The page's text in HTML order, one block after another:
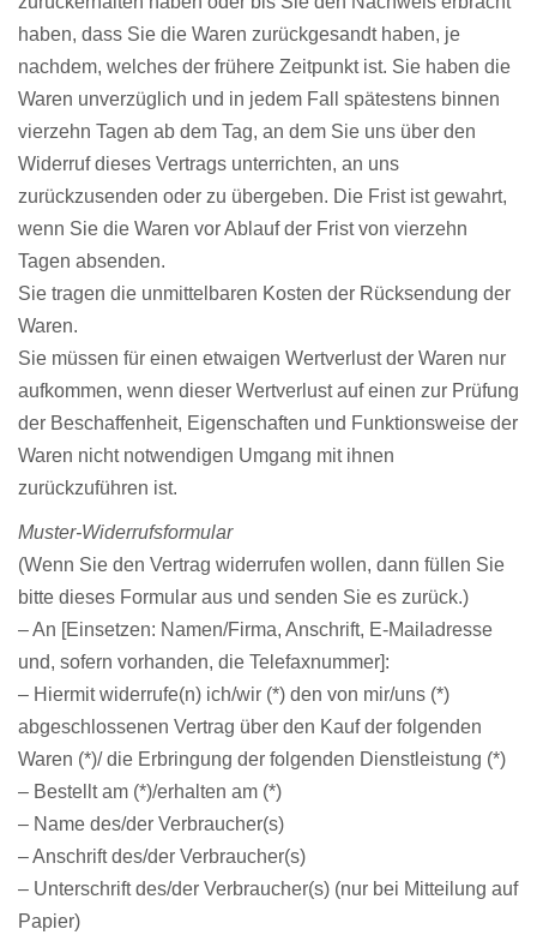
haben, dass Sie die Waren zurückgesandt haben, je
nachdem, welches der frühere Zeitpunkt ist. Sie haben die
Waren unverzüglich und in jedem Fall spätestens binnen
vierzehn Tagen ab dem Tag, an dem Sie uns über den
Widerruf dieses Vertrags unterrichten, an uns
zurückzusenden oder zu übergeben. Die Frist ist gewahrt,
wenn Sie die Waren vor Ablauf der Frist von vierzehn
Tagen absenden.
Sie tragen die unmittelbaren Kosten der Rücksendung der
Waren.
Sie müssen für einen etwaigen Wertverlust der Waren nur
aufkommen, wenn dieser Wertverlust auf einen zur Prüfung
der Beschaffenheit, Eigenschaften und Funktionsweise der
Waren nicht notwendigen Umgang mit ihnen
zurückzuführen ist.
Muster-Widerrufsformular
(Wenn Sie den Vertrag widerrufen wollen, dann füllen Sie
bitte dieses Formular aus und senden Sie es zurück.)
– An [Einsetzen: Namen/Firma, Anschrift, E-Mailadresse
und, sofern vorhanden, die Telefaxnummer]:
– Hiermit widerrufe(n) ich/wir (*) den von mir/uns (*)
abgeschlossenen Vertrag über den Kauf der folgenden
Waren (*)/ die Erbringung der folgenden Dienstleistung (*)
– Bestellt am (*)/erhalten am (*)
– Name des/der Verbraucher(s)
– Anschrift des/der Verbraucher(s)
– Unterschrift des/der Verbraucher(s) (nur bei Mitteilung auf
Papier)